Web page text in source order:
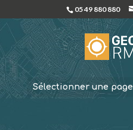
05 49 880 880
Sélectionner une page